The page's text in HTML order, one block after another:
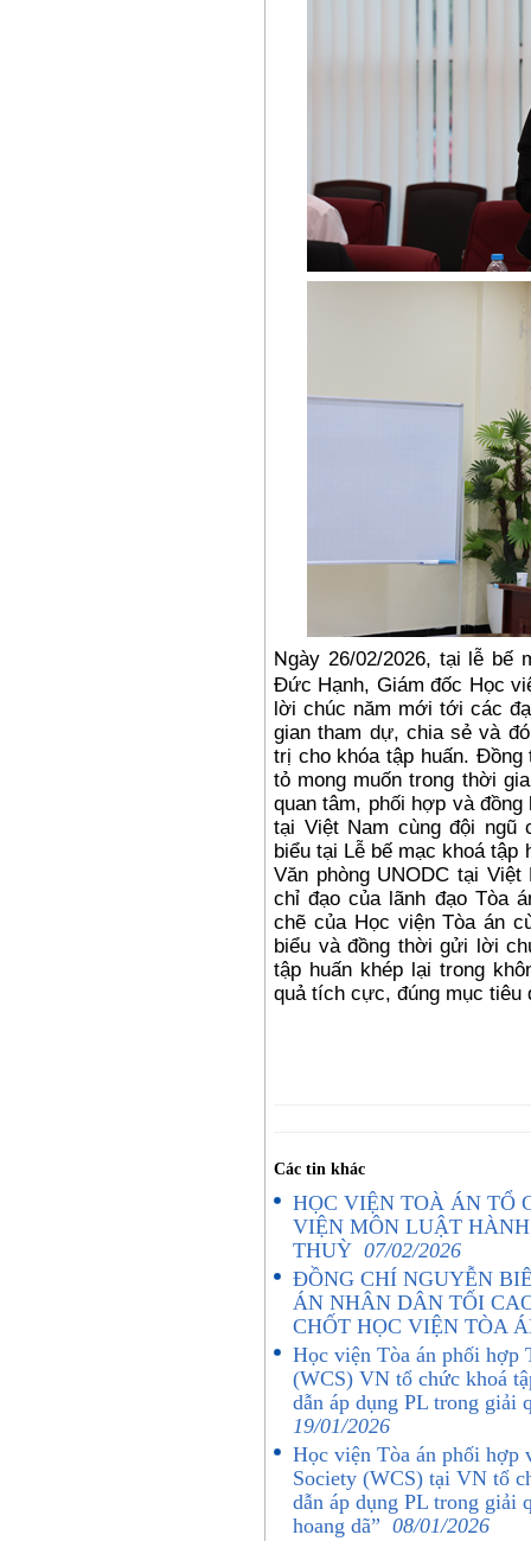
Ngày 26/02/2026, tại lễ bế
Đức Hạnh, Giám đốc Học
lời chúc năm mới tới các
gian tham dự, chia sẻ và
trị cho khóa tập huấn.
tỏ mong muốn trong thời
quan tâm, phối hợp và
tại Việt Nam cùng đội ngũ
biểu tại Lễ bế mạc khoá tập
Văn phòng UNODC tại
chỉ đạo của lãnh đạo Tòa
chẽ của Học viện Tòa án
biểu và đồng thời gửi lời
tập huấn khép lại trong
quả tích cực, đúng mục tiêu
Các tin khác
HỌC VIỆN TOÀ ÁN TỔ
VIỆN MÔN LUẬT
THUỲ 07/02/2026
ĐỒNG CHÍ NGUYỄN
ÁN NHÂN DÂN TỐI
CHỐT HỌC VIỆN TÒA
Học viện Tòa án phối hợp
(WCS) VN tổ chức khoá
dẫn áp dụng PL trong
19/01/2026
Học viện Tòa án phối
Society (WCS) tại VN tổ
dẫn áp dụng PL trong giải
hoang dã” 08/01/2026